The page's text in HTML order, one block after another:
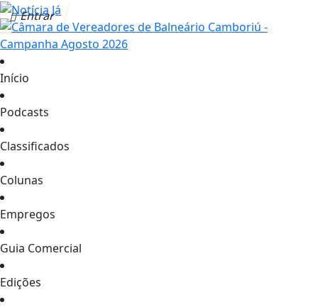
Entrar
Início
Podcasts
Classificados
Colunas
Empregos
Guia Comercial
Edições